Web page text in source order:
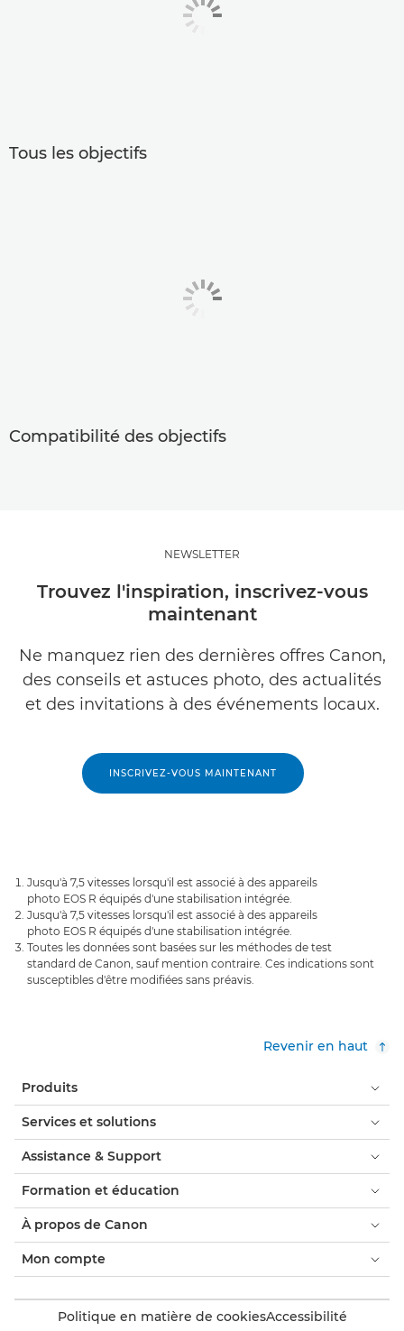
Tous les objectifs
Compatibilité des objectifs
NEWSLETTER
Trouvez l'inspiration, inscrivez-vous
maintenant
Ne manquez rien des dernières offres Canon,
des conseils et astuces photo, des actualités
et des invitations à des événements locaux.
INSCRIVEZ-VOUS MAINTENANT
Jusqu'à 7,5 vitesses lorsqu'il est associé à des appareils
photo EOS R équipés d'une stabilisation intégrée.
Jusqu'à 7,5 vitesses lorsqu'il est associé à des appareils
photo EOS R équipés d'une stabilisation intégrée.
Toutes les données sont basées sur les méthodes de test
standard de Canon, sauf mention contraire. Ces indications sont
susceptibles d'être modifiées sans préavis.
Revenir en haut
Produits
Services et solutions
Assistance & Support
Formation et éducation
À propos de Canon
Mon compte
Politique en matière de cookiesAccessibilité